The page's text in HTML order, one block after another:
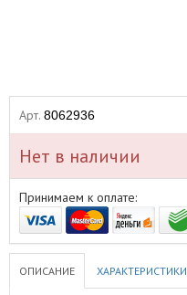
Арт. 8062936
Нет в наличии
Принимаем к оплате:
ОПИСАНИЕ ХАРАКТЕРИСТИКИ